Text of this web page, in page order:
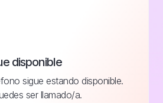
disponible
sigue estando disponible.
ser llamado/a.